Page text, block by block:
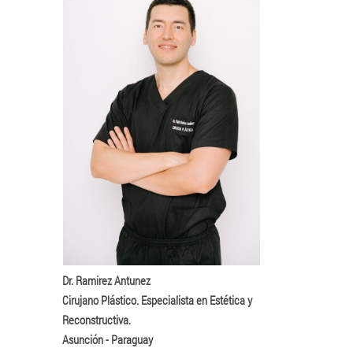
Dr. Ramirez Antunez
Cirujano Plástico. Especialista en Estética y
Reconstructiva.
Asunción - Paraguay